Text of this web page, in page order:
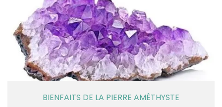
BIENFAITS DE LA PIERRE AMÉTHYSTE